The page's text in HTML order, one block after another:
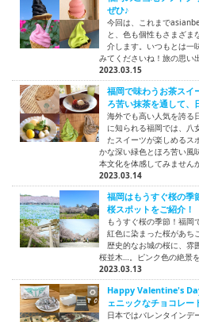
ぜひ♪
今回は、これまで
と、色も個性もさまざま
介します。いつもとは一
みてくださいね！旅の思い
2023.03.15
福岡で味わうお茶スイ
ろ苦い抹茶を通して、
海外でも高い人気を誇る
に知られる福岡では、八
たスイーツが楽しめるス
かな深い緑色とほろ苦い風
本文化を体感してみません
2023.03.14
福岡はもうすぐ桜の季
桜スポットをご紹介！
もうすぐ桜の季節！福
紅色に染まった桜があち
歴史的なお城の桜に、雰
桜並木…。ピンク色の絶景
2023.03.13
Happy Valentine's
ェニックなチョコレー
日本ではバレンタインデ